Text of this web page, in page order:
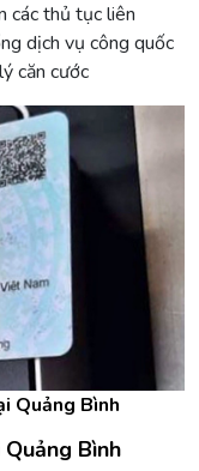
các thủ tục liên
dịch vụ công quốc
căn cước
Quảng Bình
Bình